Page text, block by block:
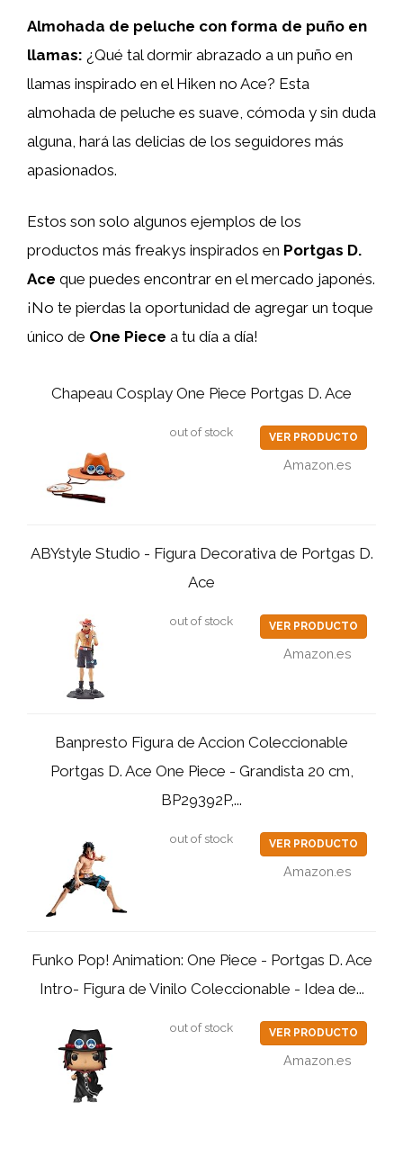
Almohada de peluche con forma de puño en
llamas: ¿Qué tal dormir abrazado a un puño en
llamas inspirado en el Hiken no Ace? Esta
almohada de peluche es suave, cómoda y sin duda
alguna, hará las delicias de los seguidores más
apasionados.
Estos son solo algunos ejemplos de los
productos más freakys inspirados en Portgas D.
Ace que puedes encontrar en el mercado japonés.
¡No te pierdas la oportunidad de agregar un toque
único de One Piece a tu día a día!
Chapeau Cosplay One Piece Portgas D. Ace
out of stock VER PRODUCTO
Amazon.es
ABYstyle Studio - Figura Decorativa de Portgas D.
Ace
out of stock VER PRODUCTO
Amazon.es
Banpresto Figura de Accion Coleccionable
Portgas D. Ace One Piece - Grandista 20 cm,
BP29392P,...
out of stock VER PRODUCTO
Amazon.es
Funko Pop! Animation: One Piece - Portgas D. Ace
Intro- Figura de Vinilo Coleccionable - Idea de...
out of stock VER PRODUCTO
Amazon.es